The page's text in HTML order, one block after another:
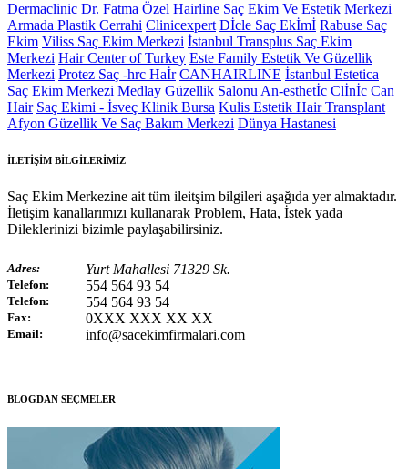
Dermaclinic Dr. Fatma Özel Hairline Saç Ekim Ve Estetik Merkezi
Armada Plastik Cerrahi Clinicexpert Dİcle Saç Ekİmİ Rabuse Saç
Ekim Viliss Saç Ekim Merkezi İstanbul Transplus Saç Ekim
Merkezi Hair Center of Turkey Este Family Estetik Ve Güzellik
Merkezi Protez Saç -hrc Haİr CANHAIRLINE İstanbul Estetica
Saç Ekim Merkezi Medlay Güzellik Salonu An-esthetİc Clİnİc Can
Hair Saç Ekimi - İsveç Klinik Bursa Kulis Estetik Hair Transplant
Afyon Güzellik Ve Saç Bakım Merkezi Dünya Hastanesi
İLETİŞİM BİLGİLERİMİZ
Saç Ekim Merkezine ait tüm ileitşim bilgileri aşağıda yer almaktadır.
İletişim kanallarımızı kullanarak Problem, Hata, İstek yada
Dileklerinizi bizimle paylaşabilirsiniz.
Adres: Yurt Mahallesi 71329 Sk.
Telefon: 554 564 93 54
Telefon: 554 564 93 54
Fax: 0XXX XXX XX XX
Email: info@sacekimfirmalari.com
BLOGDAN SEÇMELER